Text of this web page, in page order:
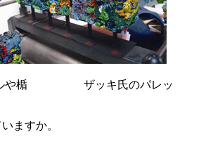
ダルや楯 ザッキ氏のパレッ
ますか。